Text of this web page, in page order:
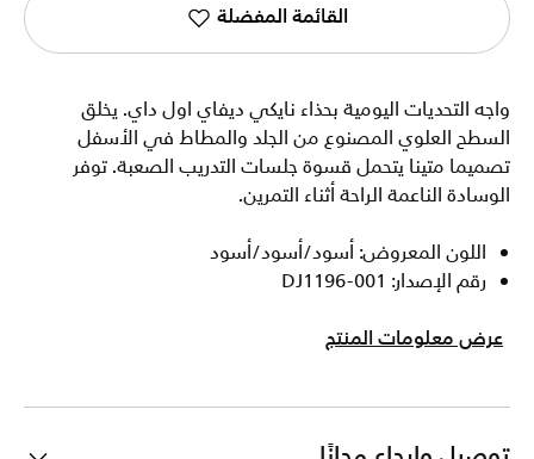
القائمة المفضلة
واجه التحديات اليومية بحذاء نايكي ديفاي اول داي. يخلق
السطح العلوي المصنوع من الجلد والمطاط في الأسفل
تصميما متينا يتحمل قسوة جلسات التدريب الصعبة. توفر
الوسادة الناعمة الراحة أثناء التمرين.
اللون المعروض: أسود/أسود/أسود
رقم الإصدار: DJ1196-001
عرض معلومات المنتج